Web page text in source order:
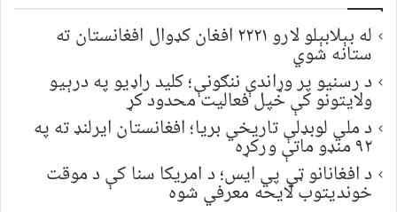
له بېلابېلو لارو ۲۲۲۱ افغان کډوال افغانستان ته
ستانه شوي
د رسنیو پر وړاندې ننګونې؛ کلید راډیو په درېیو
ولایتونو کې خپل فعالیت محدود کړ
د ملي لوبډلې تاریخي بریا؛ افغانستان ایرلنډ ته په
۹۲ منډو ماتې ورکړه
د افغانانو ټي پي ایس؛ د امریکا سنا کې د موقت
خونديتوب لایحه معرفي شوه